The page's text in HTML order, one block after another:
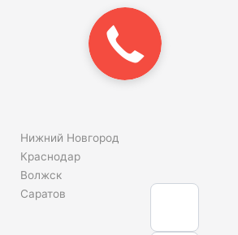
Нижний Новгород
Краснодар
Волжск
Саратов
Закажите
звонок!